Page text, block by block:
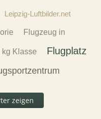
Leipzig-Luftbilder.net
Flugzeug in
kg Klasse
Flugplatz
zeigen